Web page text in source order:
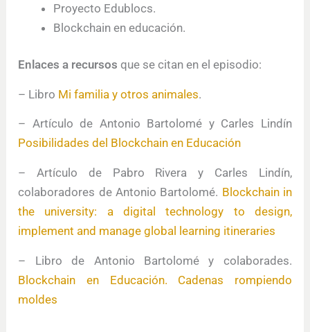
Proyecto Edublocs.
Blockchain en educación.
Enlaces a recursos que se citan en el episodio:
– Libro Mi familia y otros animales.
– Artículo de Antonio Bartolomé y Carles Lindín
Posibilidades del Blockchain en Educación
– Artículo de Pabro Rivera y Carles Lindín,
colaboradores de Antonio Bartolomé. Blockchain in
the university: a digital technology to design,
implement and manage global learning itineraries
– Libro de Antonio Bartolomé y colaborades.
Blockchain en Educación. Cadenas rompiendo
moldes